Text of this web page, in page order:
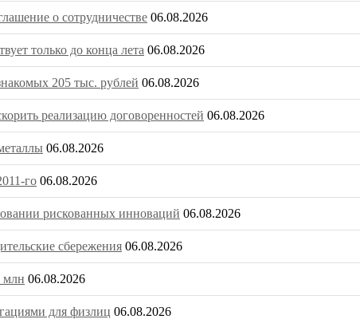
о сотрудничестве 06.08.2026
только до конца лета 06.08.2026
205 тыс. рублей 06.08.2026
реализацию договоренностей 06.08.2026
06.08.2026
го 06.08.2026
рискованных инноваций 06.08.2026
сбережения 06.08.2026
млн 06.08.2026
для физлиц 06.08.2026